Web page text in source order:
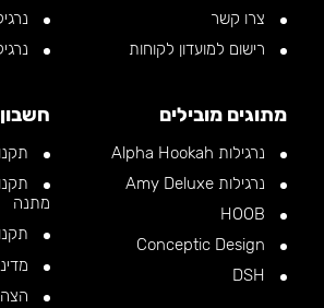
צרו קשר
רישום למועדון לקוחות
מתוגים מובילים
נרגילות Alpha Hookah
נרגילות Amy Deluxe
מתנה